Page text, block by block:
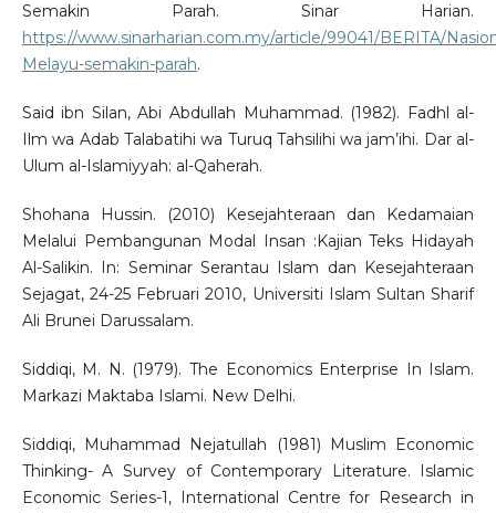
Semakin Parah. Sinar Harian.
https://www.sinarharian.com.my/article/99041/BERITA/
Melayu-semakin-parah.
Said ibn Silan, Abi Abdullah Muhammad. (1982). Fadhl al-
Ilm wa Adab Talabatihi wa Turuq Tahsilihi wa jam’ihi. Dar al-
Ulum al-Islamiyyah: al-Qaherah.
Shohana Hussin. (2010) Kesejahteraan dan Kedamaian
Melalui Pembangunan Modal Insan :Kajian Teks Hidayah
Al-Salikin. In: Seminar Serantau Islam dan Kesejahteraan
Sejagat, 24-25 Februari 2010, Universiti Islam Sultan Sharif
Ali Brunei Darussalam.
Siddiqi, M. N. (1979). The Economics Enterprise In Islam.
Markazi Maktaba Islami. New Delhi.
Siddiqi, Muhammad Nejatullah (1981) Muslim Economic
Thinking- A Survey of Contemporary Literature. Islamic
Economic Series-1, International Centre for Research in